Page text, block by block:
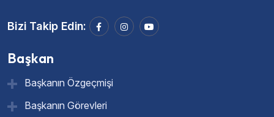
Bizi Takip Edin:
Başkan
Başkanın Özgeçmişi
Başkanın Görevleri